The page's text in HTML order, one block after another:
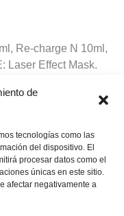
de
tecnologías como las
del dispositivo. El
procesar datos como el
únicas en este sitio.
afectar negativamente a
Re-charge N 10ml,
Laser Effect Mask.
los productos